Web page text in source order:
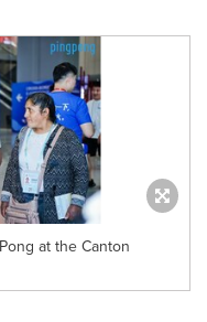
at the Canton